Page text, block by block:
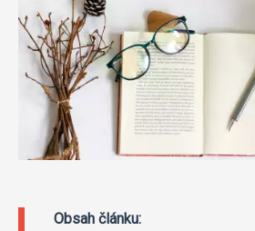
Obsah článku: